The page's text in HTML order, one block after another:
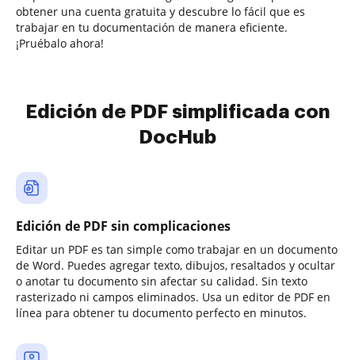
obtener una cuenta gratuita y descubre lo fácil que es
trabajar en tu documentación de manera eficiente.
¡Pruébalo ahora!
Edición de PDF simplificada con
DocHub
Edición de PDF sin complicaciones
Editar un PDF es tan simple como trabajar en un documento
de Word. Puedes agregar texto, dibujos, resaltados y ocultar
o anotar tu documento sin afectar su calidad. Sin texto
rasterizado ni campos eliminados. Usa un editor de PDF en
línea para obtener tu documento perfecto en minutos.